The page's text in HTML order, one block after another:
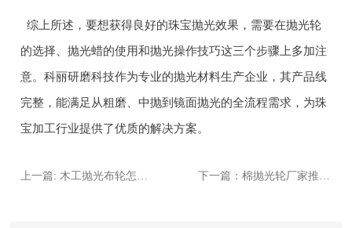
综上所述，要想获得良好的珠宝抛光效果，需要在抛光轮
的选择、抛光蜡的使用和抛光操作技巧这三个步骤上多加注
意。科丽研磨科技作为专业的抛光材料生产企业，其产品线
完整，能满足从粗磨、中抛到镜面抛光的全流程需求，为珠
宝加工行业提供了优质的解决方案。
上一篇: 木工抛光布轮怎么选？3个关键指标教你避坑 下一篇：棉抛光轮厂家推荐：2024年性价比**的5家企业